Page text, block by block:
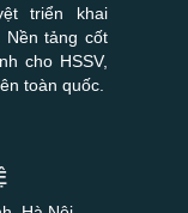
triển khai
tảng cốt
cho HSSV,
toàn quốc.